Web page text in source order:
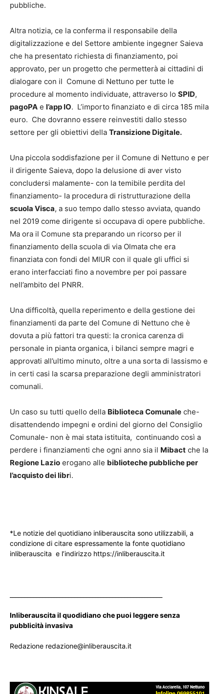
pubbliche.
Altra notizia, ce la conferma il responsabile della
digitalizzazione e del Settore ambiente ingegner Saieva
che ha presentato richiesta di finanziamento, poi
approvato, per un progetto che permetterà ai cittadini di
dialogare con il Comune di Nettuno per tutte le
procedure al momento individuate, attraverso lo SPID,
pagoPA e l’app IO. L’importo finanziato e di circa 185 mila
euro. Che dovranno essere reinvestiti dallo stesso
settore per gli obiettivi della Transizione Digitale.
Una piccola soddisfazione per il Comune di Nettuno e per
il dirigente Saieva, dopo la delusione di aver visto
concludersi malamente- con la temibile perdita del
finanziamento- la procedura di ristrutturazione della
scuola Visca, a suo tempo dallo stesso avviata, quando
nel 2019 come dirigente si occupava di opere pubbliche.
Ma ora il Comune sta preparando un ricorso per il
finanziamento della scuola di via Olmata che era
finanziata con fondi del MIUR con il quale gli uffici si
erano interfacciati fino a novembre per poi passare
nell’ambito del PNRR.
Una difficoltà, quella reperimento e della gestione dei
finanziamenti da parte del Comune di Nettuno che è
dovuta a più fattori tra questi: la cronica carenza di
personale in pianta organica, i bilanci sempre magri e
approvati all’ultimo minuto, oltre a una sorta di lassismo e
in certi casi la scarsa preparazione degli amministratori
comunali.
Un caso su tutti quello della Biblioteca Comunale che-
disattendendo impegni e ordini del giorno del Consiglio
Comunale- non è mai stata istituita, continuando così a
perdere i finanziamenti che ogni anno sia il Mibact che la
Regione Lazio erogano alle biblioteche pubbliche per
l’acquisto dei libri.
*Le notizie del quotidiano inliberauscita sono utilizzabili, a
condizione di citare espressamente la fonte quotidiano
inliberauscita e l’indirizzo https://inliberauscita.it
Inliberauscita il quodidiano che puoi leggere senza
pubblicità invasiva
Redazione redazione@inliberauscita.it